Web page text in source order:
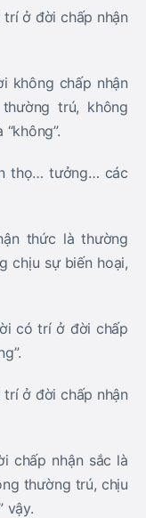
ở đời chấp nhận
không chấp nhận
trú, không
thọ… tưởng… các
thức là thường
chịu sự biến hoại,
có trí ở đời chấp
ở đời chấp nhận
chấp nhận sắc là
thường trú, chịu
vậy.